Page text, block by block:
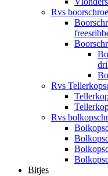
Rvs
Rvs
Rvs
Bitjes